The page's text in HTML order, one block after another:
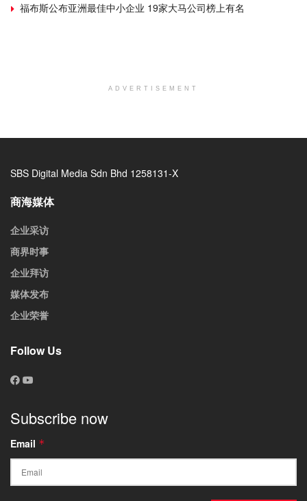
福布斯公布亚洲最佳中小企业 19家大马公司榜上有名
ADVERTISEMENT
SBS Digital Media Sdn Bhd 1258131-X
商海媒体
企业采访
商界时事
企业拜访
媒体发布
企业荣誉
Follow Us
Subscribe now
Email *